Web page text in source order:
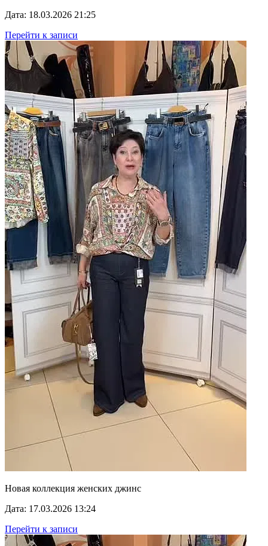
Дата: 18.03.2026 21:25
Перейти к записи
Новая коллекция женских джинс
Дата: 17.03.2026 13:24
Перейти к записи